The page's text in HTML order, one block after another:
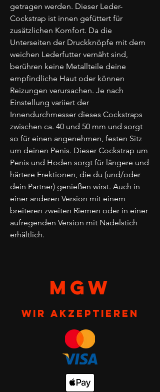
getragen werden. Dieser Leder-
Cockstrap ist innen gefüttert für
zusätzlichen Komfort. Da die
Unterseiten der Druckknöpfe mit dem
weichen Lederfutter vernäht sind,
berühren keine Metallteile deine
empfindliche Haut oder können
Reizungen verursachen. Je nach
Einstellung variiert der
Innendurchmesser dieses Cockstraps
zwischen ca. 40 und 50 mm und sorgt
so für einen angenehmen, festen Sitz
um deinen Penis. Dieser Cockstrap um
Penis und Hoden sorgt für längere und
härtere Erektionen, die du (und/oder
dein Partner) genießen wirst. Auch in
einer anderen Version mit einem
breiteren zweiten Riemen oder in einer
aufregenden Version mit Nadelstich
erhältlich.
MGW
Wir akzeptieren